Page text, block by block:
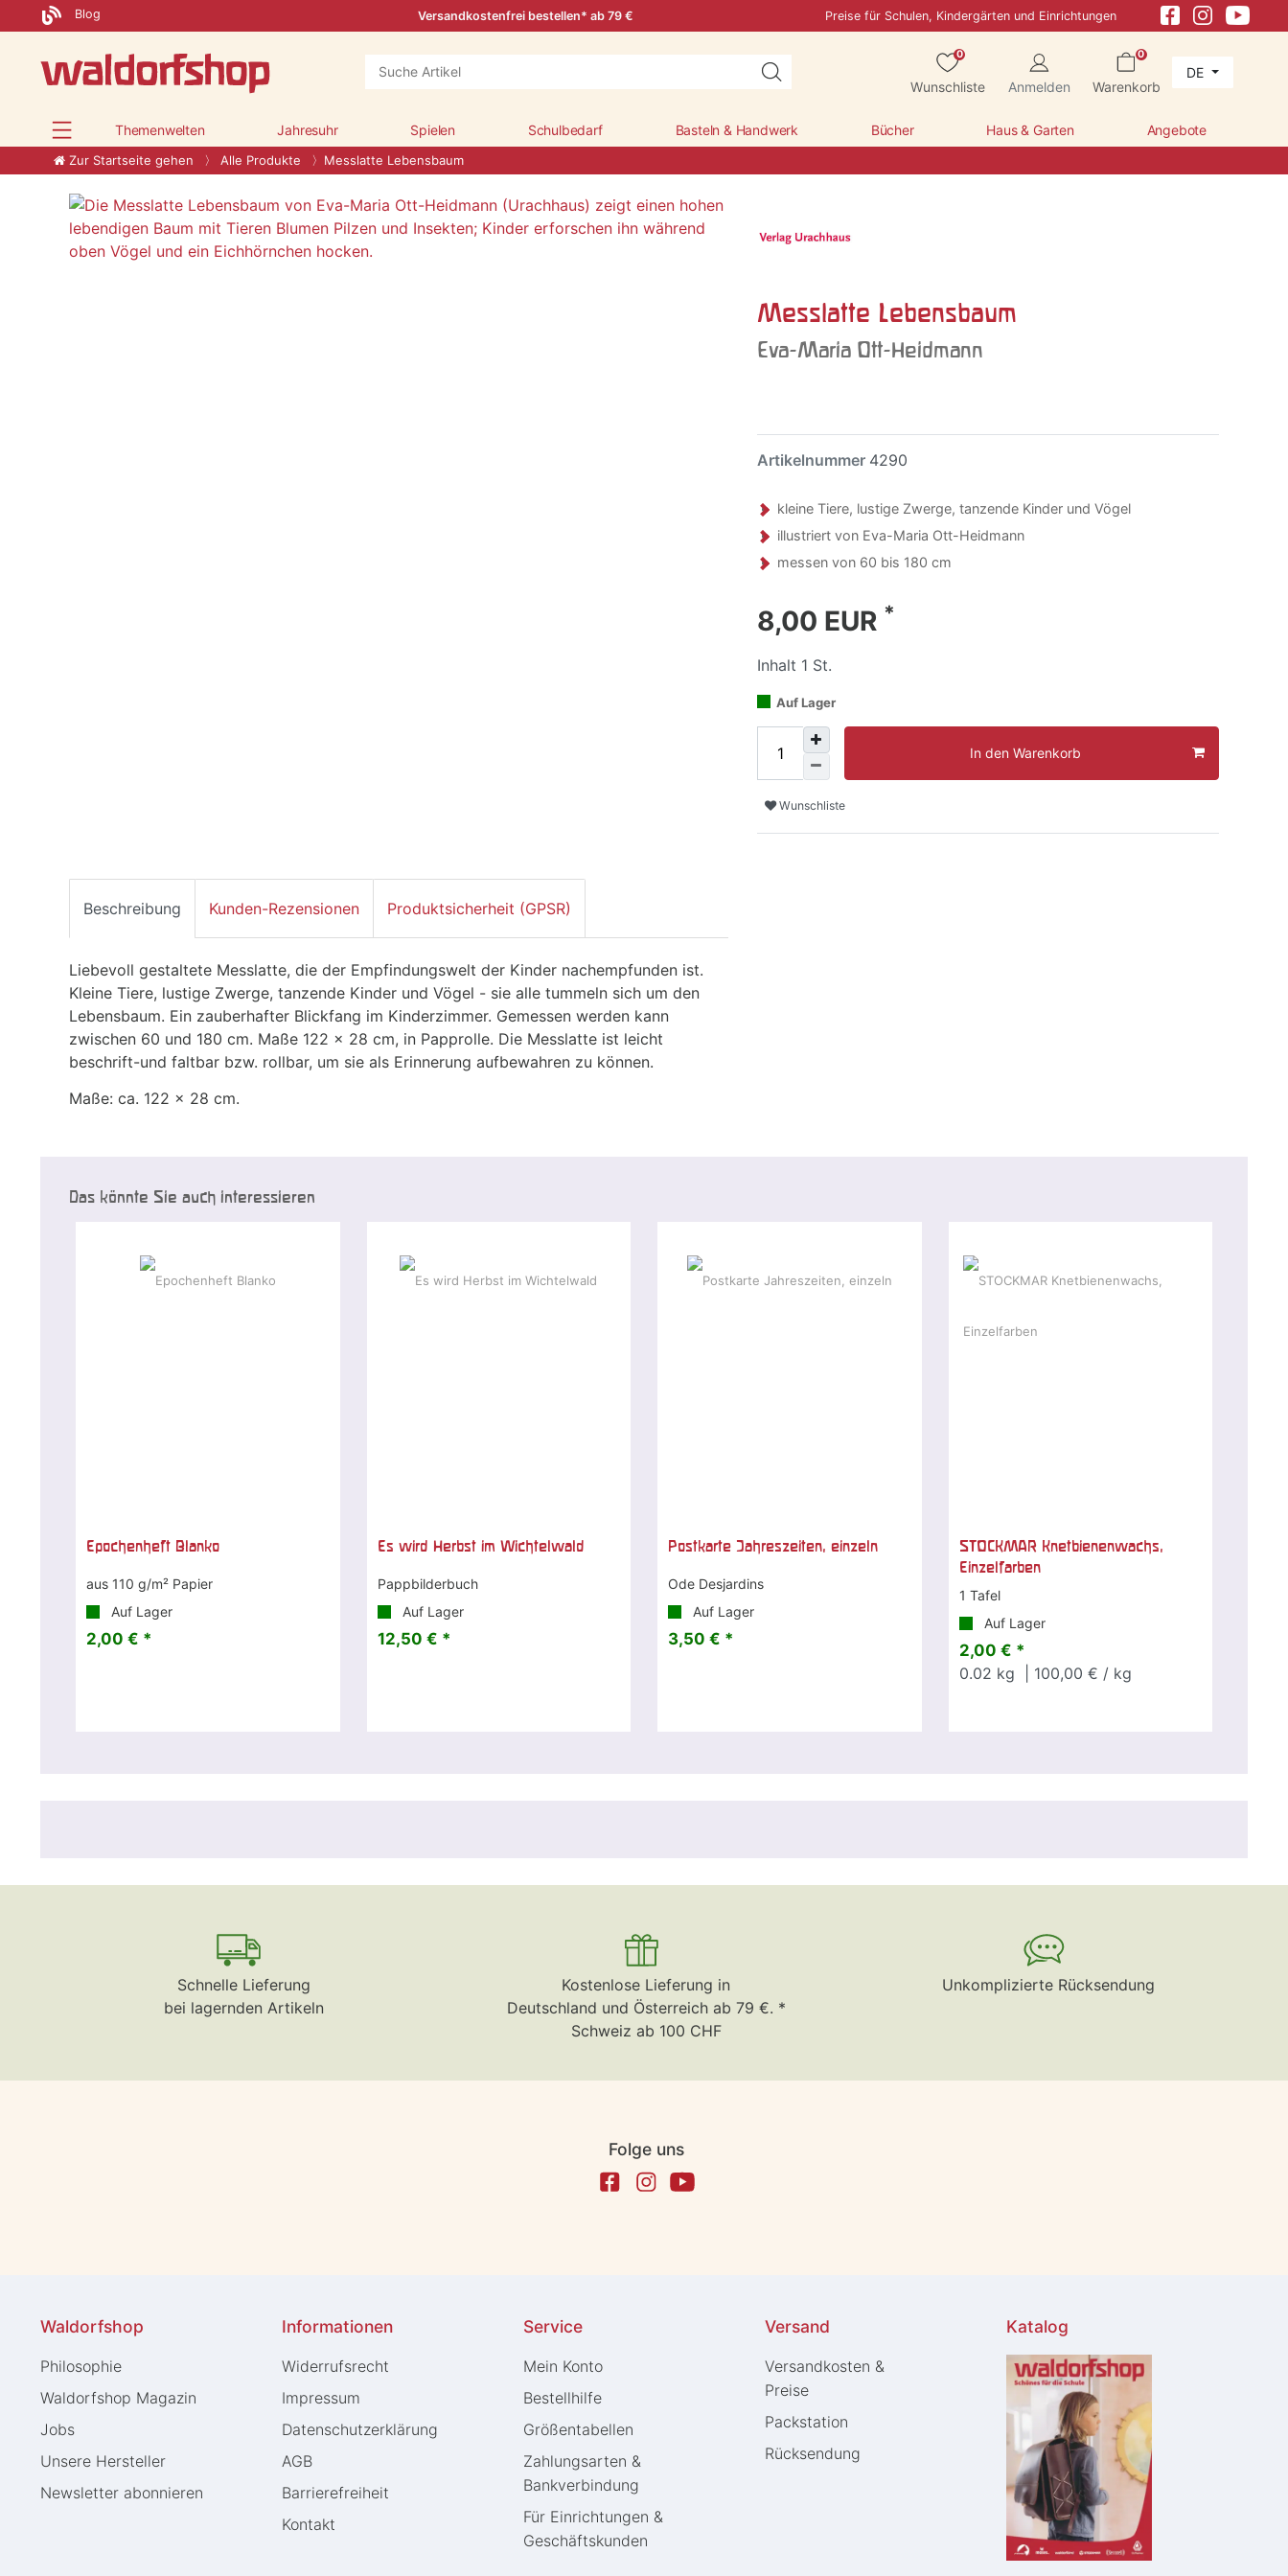
Blog Versandkostenfrei bestellen* ab 79 € Preise für Schulen, Kindergärten und Einrichtungen
0
Wunschliste Anmelden
0
Warenkorb
DE
Themenwelten Jahresuhr Spielen Schulbedarf Basteln & Handwerk Bücher Haus & Garten Angebote
Zur Startseite gehen Alle Produkte Messlatte Lebensbaum
Messlatte Lebensbaum
Eva-Maria Ott-Heidmann
Artikelnummer 4290
kleine Tiere, lustige Zwerge, tanzende Kinder und Vögel
illustriert von Eva-Maria Ott-Heidmann
messen von 60 bis 180 cm
8,00 EUR *
Inhalt 1 St.
Auf Lager
In den Warenkorb
Wunschliste
Beschreibung Kunden-Rezensionen Produktsicherheit (GPSR)
Liebevoll gestaltete Messlatte, die der Empfindungswelt der Kinder nachempfunden ist.
Kleine Tiere, lustige Zwerge, tanzende Kinder und Vögel - sie alle tummeln sich um den
Lebensbaum. Ein zauberhafter Blickfang im Kinderzimmer. Gemessen werden kann
zwischen 60 und 180 cm. Maße 122 x 28 cm, in Papprolle. Die Messlatte ist leicht
beschrift-und faltbar bzw. rollbar, um sie als Erinnerung aufbewahren zu können.
Maße: ca. 122 x 28 cm.
Das könnte Sie auch interessieren
Epochenheft Blanko
aus 110 g/m² Papier
Auf Lager
2,00 € *
Es wird Herbst im Wichtelwald
Pappbilderbuch
Auf Lager
12,50 € *
Postkarte Jahreszeiten, einzeln
Ode Desjardins
Auf Lager
3,50 € *
STOCKMAR Knetbienenwachs,
Einzelfarben
1 Tafel
Auf Lager
2,00 € *
0.02 kg | 100,00 € / kg
Schnelle Lieferung
bei lagernden Artikeln
Kostenlose Lieferung in
Deutschland und Österreich ab 79 €. *
Schweiz ab 100 CHF
Unkomplizierte Rücksendung
Folge uns
Waldorfshop
Philosophie
Waldorfshop Magazin
Jobs
Unsere Hersteller
Newsletter abonnieren
Informationen
Widerrufs­recht
Impressum
Daten­schutz­erklärung
AGB
Barrierefreiheit
Kontakt
Service
Mein Konto
Bestellhilfe
Größentabellen
Zahlungsarten &
Bankverbindung
Für Einrichtungen &
Geschäftskunden
Versand
Versandkosten &
Preise
Packstation
Rücksendung
Katalog